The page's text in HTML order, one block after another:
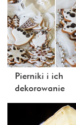
Pierniki i ich
dekorowanie